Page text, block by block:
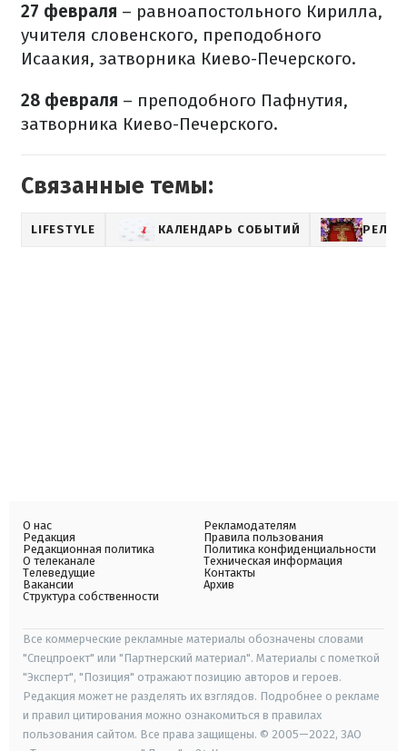
27 февраля – равноапостольного Кирилла,
учителя словенского, преподобного
Исаакия, затворника Киево-Печерского.
28 февраля – преподобного Пафнутия,
затворника Киево-Печерского.
Связанные темы:
LIFESTYLE КАЛЕНДАРЬ СОБЫТИЙ
О нас
Редакция
Редакционная политика
О телеканале
Телеведущие
Вакансии
Структура собственности
Рекламодателям
Правила пользования
Политика конфиденциальности
Техническая информация
Контакты
Архив
Все коммерческие рекламные материалы обозначены словами
"Спецпроект" или "Партнерский материал". Материалы с пометкой
"Эксперт", "Позиция" отражают позицию авторов и героев.
Редакция может не разделять их взглядов. Подробнее о рекламе
и правил цитирования можно ознакомиться в правилах
пользования сайтом. Все права защищены. © 2005—2022, ЗАО